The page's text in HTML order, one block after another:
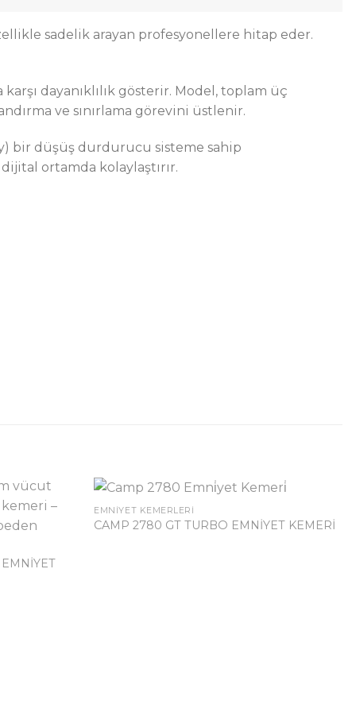
sadelik arayan profesyonellere hitap eder.
dayanıklılık gösterir. Model, toplam üç
ve sınırlama görevini üstlenir.
bir düşüş durdurucu sisteme sahip
ortamda kolaylaştırır.
EMNIYET KEMERLERI
CAMP 2780 GT TURBO EMNİYET KEMERİ